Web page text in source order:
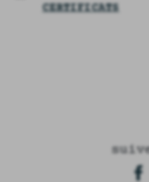
CERTIFICATS